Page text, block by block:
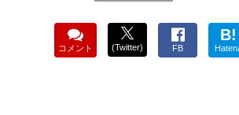
コメント (Twitter) FB
B!